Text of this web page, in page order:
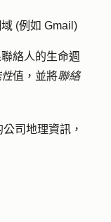
(例如 Gmail)
絡人的生命週
值，並將聯絡
司地理資訊，